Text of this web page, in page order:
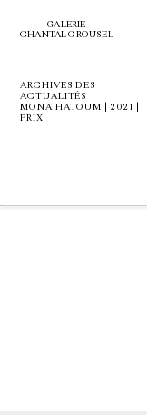
GALERIE
CHANTAL CROUSEL
ARCHIVES DES
ACTUALITÉS
MONA HATOUM | 2021 |
PRIX